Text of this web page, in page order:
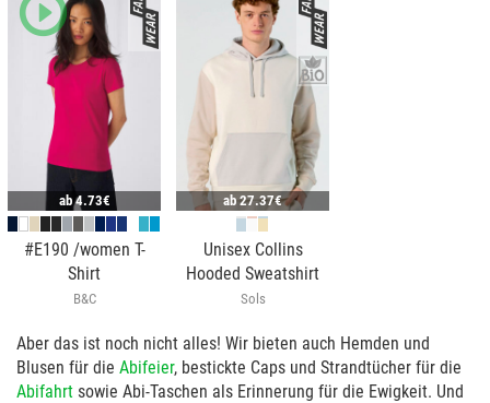
ab4.73€
#E190 /women T-
Shirt
B&C
ab27.37€
Unisex Collins
Hooded Sweatshirt
Sols
Aber das ist noch nicht alles! Wir bieten auch Hemden und
Blusen für die Abifeier, bestickte Caps und Strandtücher für die
Abifahrt sowie Abi-Taschen als Erinnerung für die Ewigkeit. Und